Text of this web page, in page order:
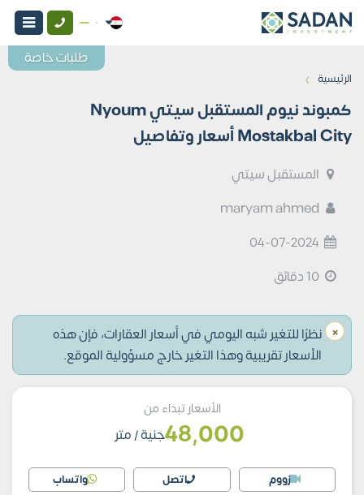
الرئيسية ›
كمبوند نيوم المستقبل سيتي Nyoum
Mostakbal City أسعار وتفاصيل
المستقبل سيتي
04-07-2024
× نظرًا للتغير شبه اليومي في أسعار العقارات، فإن هذه
الأسعار تقريبية وهذا التغير خارج مسؤولية الموقع.
الأسعار تبداء من
48,000جنية/ متر
زووم اتصل واتساب
طلبات خاصة